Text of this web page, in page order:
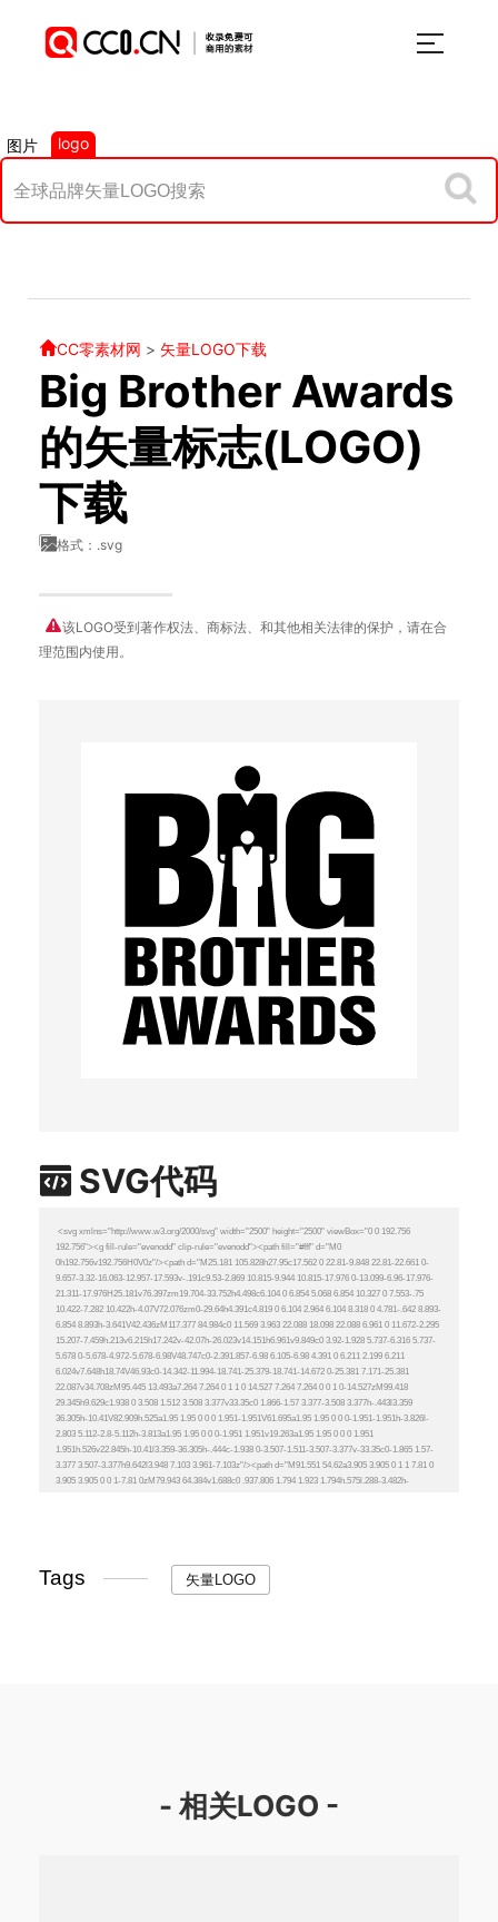
图片 logo
CC零素材网 > 矢量LOGO下载
Big Brother Awards
的矢量标志(LOGO)
下载
格式：.svg
该LOGO受到著作权法、商标法、和其他相关法律的保护，请在合
理范围内使用。
SVG代码
Tags 矢量LOGO
- 相关LOGO -